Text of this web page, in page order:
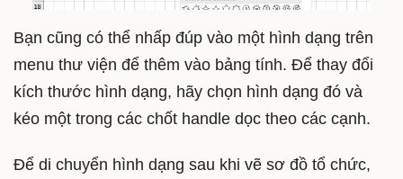
Bạn cũng có thể nhấp đúp vào một hình dạng trên
menu thư viện để thêm vào bảng tính. Để thay đổi
kích thước hình dạng, hãy chọn hình dạng đó và
kéo một trong các chốt handle dọc theo các cạnh.
Để di chuyển hình dạng sau khi vẽ sơ đồ tổ chức,